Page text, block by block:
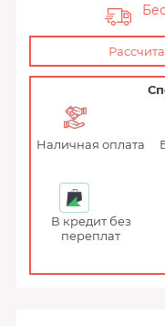
Наличная оплата
В кредит без
переплат